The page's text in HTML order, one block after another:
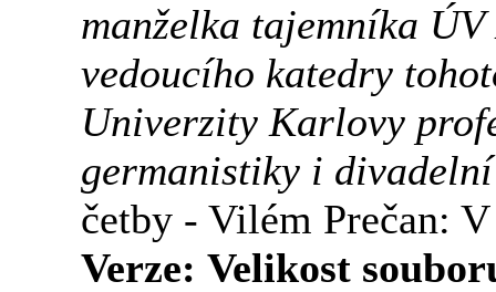
manželka tajemníka
vedoucího katedry
Univerzity Karlovy
germanistiky i
četby - Vilém Prečan: V
Verze: Velikost